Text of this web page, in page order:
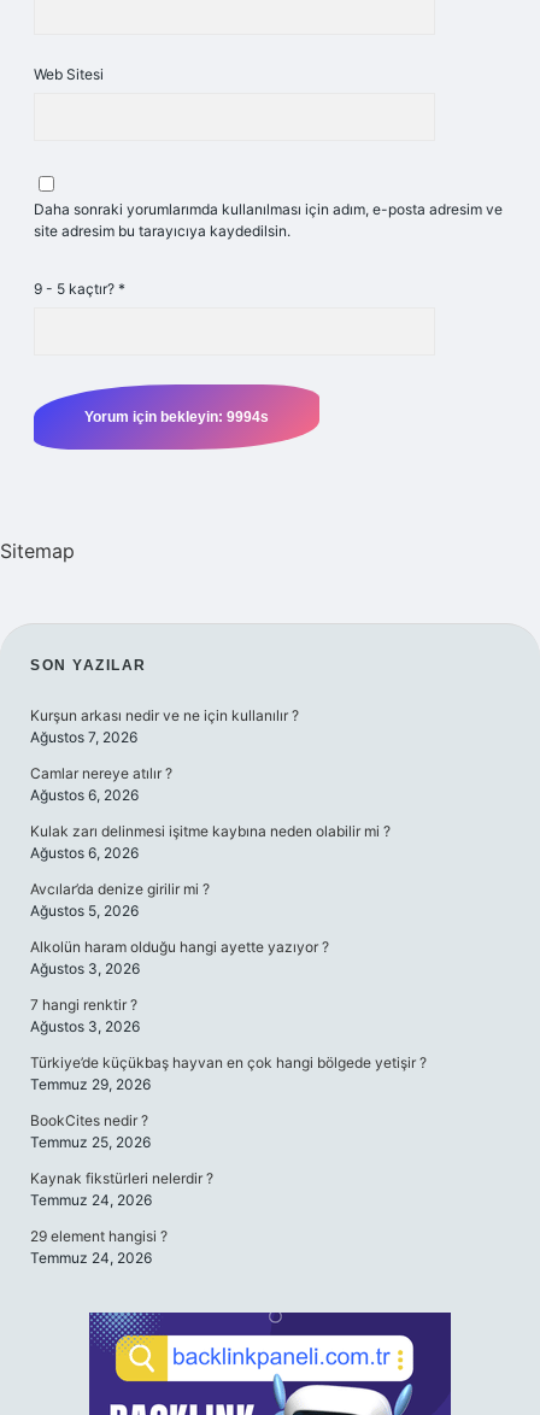
Web Sitesi
Daha sonraki yorumlarımda kullanılması için adım, e-posta adresim ve
site adresim bu tarayıcıya kaydedilsin.
9 - 5 kaçtır? *
Sitemap
SIDEBAR
SON YAZILAR
Kurşun arkası nedir ve ne için kullanılır ?
Ağustos 7, 2026
Camlar nereye atılır ?
Ağustos 6, 2026
Kulak zarı delinmesi işitme kaybına neden olabilir mi ?
Ağustos 6, 2026
Avcılar’da denize girilir mi ?
Ağustos 5, 2026
Alkolün haram olduğu hangi ayette yazıyor ?
Ağustos 3, 2026
7 hangi renktir ?
Ağustos 3, 2026
Türkiye’de küçükbaş hayvan en çok hangi bölgede yetişir ?
Temmuz 29, 2026
BookCites nedir ?
Temmuz 25, 2026
Kaynak fikstürleri nelerdir ?
Temmuz 24, 2026
29 element hangisi ?
Temmuz 24, 2026